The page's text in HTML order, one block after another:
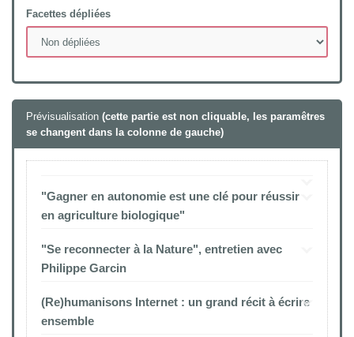
Facettes dépliées
Prévisualisation (cette partie est non cliquable, les paramêtres
se changent dans la colonne de gauche)